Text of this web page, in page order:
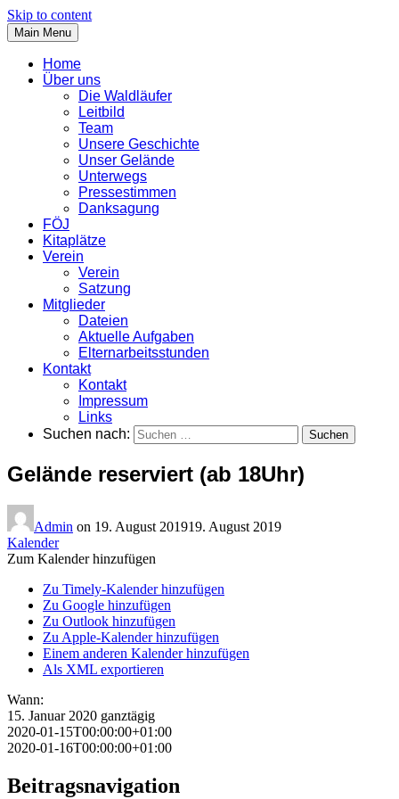
Skip to content
Main Menu
Home
Über uns
Die Waldläufer
Leitbild
Team
Unsere Geschichte
Unser Gelände
Unterwegs
Pressestimmen
Danksagung
FÖJ
Kitaplätze
Verein
Verein
Satzung
Mitglieder
Dateien
Aktuelle Aufgaben
Elternarbeitsstunden
Kontakt
Kontakt
Impressum
Links
Suchen nach:
Gelände reserviert (ab 18Uhr)
Admin on 19. August 201919. August 2019
Kalender
Zum Kalender hinzufügen
Zu Timely-Kalender hinzufügen
Zu Google hinzufügen
Zu Outlook hinzufügen
Zu Apple-Kalender hinzufügen
Einem anderen Kalender hinzufügen
Als XML exportieren
Wann:
15. Januar 2020 ganztägig
2020-01-15T00:00:00+01:00
2020-01-16T00:00:00+01:00
Beitragsnavigation